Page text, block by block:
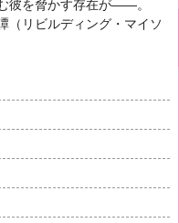
彼を脅かす存在が――。
（リビルディング・マイソ